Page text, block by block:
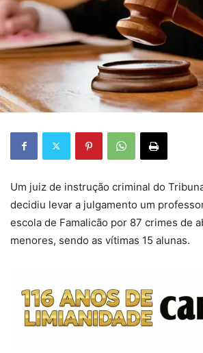
Um juiz de instrução criminal do
decidiu levar a julgamento um
escola de Famalicão por 87 crimes de
menores, sendo as vítimas 15 alunas.